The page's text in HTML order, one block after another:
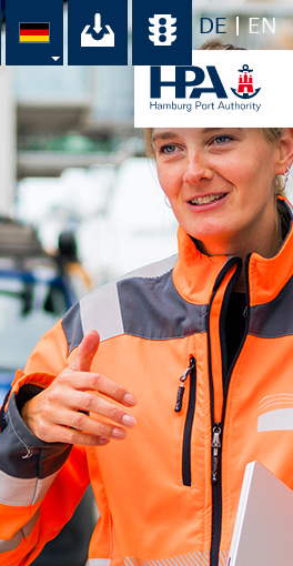
DE EN
Suche Ihr Download-